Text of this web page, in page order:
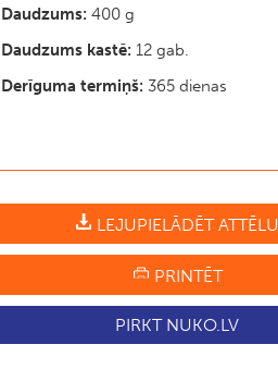
Daudzums: 400 g
Daudzums kastē: 12 gab.
Derīguma termiņš: 365 dienas
LEJUPIELĀDĒT ATTĒLU
PRINTĒT
PIRKT NUKO.LV